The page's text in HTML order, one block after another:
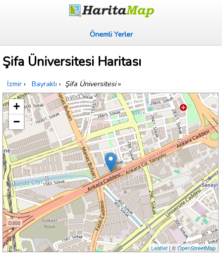
Önemli Yerler
Şifa Üniversitesi Haritası
İzmir › Bayraklı › Şifa Üniversitesi»
+
−
Leaflet| ©OpenStreetMap